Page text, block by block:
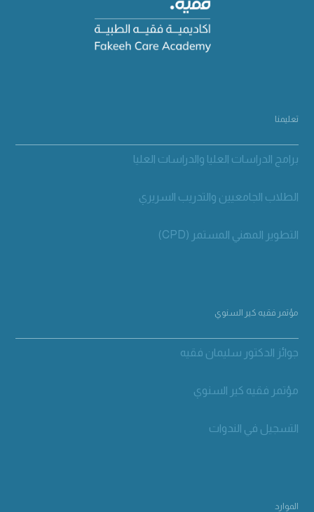
تعليمنا
برامج الدراسات العليا والدراسات العليا
الطلاب الجامعيين والتدريب السريري
التطوير المهني المستمر (CPD)
مؤتمر فقيه كير السنوي
جوائز الدكتور سليمان فقيه
مؤتمر فقيه كير السنوي
التسجيل في الندوات
الموارد